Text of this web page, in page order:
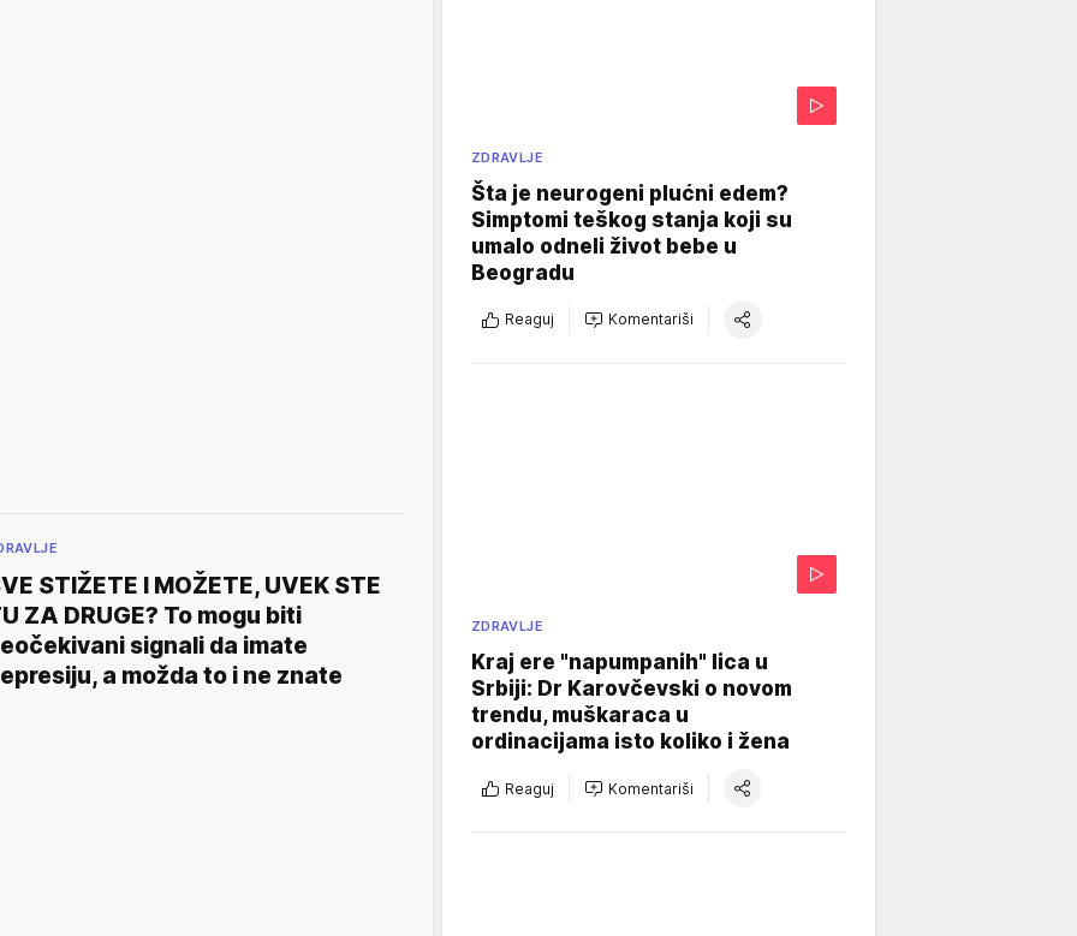
STIŽETE I MOŽETE, UVEK STE
ZA DRUGE? To mogu biti
signali da imate
a možda to i ne znate
ZDRAVLJE
Šta je neurogeni plućni edem?
Simptomi teškog stanja koji su
umalo odneli život bebe u
Beogradu
Reaguj Komentariši
ZDRAVLJE
Kraj ere "napumpanih" lica u
Srbiji: Dr Karovčevski o novom
trendu, muškaraca u
ordinacijama isto koliko i žena
Reaguj Komentariši